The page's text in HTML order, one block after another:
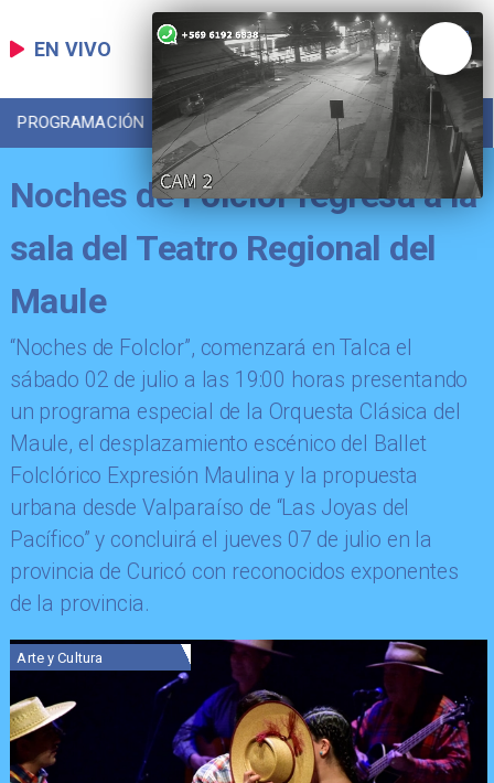
EN VIVO
PROGRAMACIÓN LOCAL DEPORTES
Noches de Folclor regresa a la
sala del Teatro Regional del
Maule
“Noches de Folclor”, comenzará en Talca el
sábado 02 de julio a las 19:00 horas presentando
un programa especial de la Orquesta Clásica del
Maule, el desplazamiento escénico del Ballet
Folclórico Expresión Maulina y la propuesta
urbana desde Valparaíso de “Las Joyas del
Pacífico” y concluirá el jueves 07 de julio en la
provincia de Curicó con reconocidos exponentes
de la provincia.
Arte y Cultura